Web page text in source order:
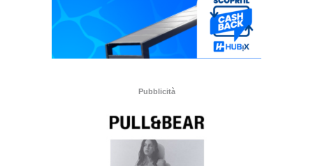
Pubblicità